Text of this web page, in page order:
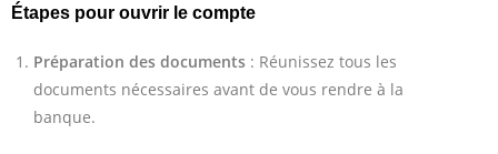
Étapes pour ouvrir le compte
Préparation des documents : Réunissez tous les
documents nécessaires avant de vous rendre à la
banque.